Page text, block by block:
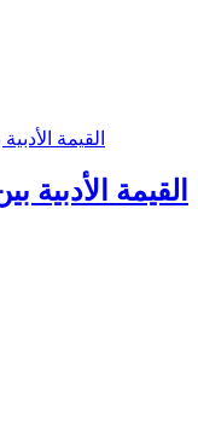
القيمة